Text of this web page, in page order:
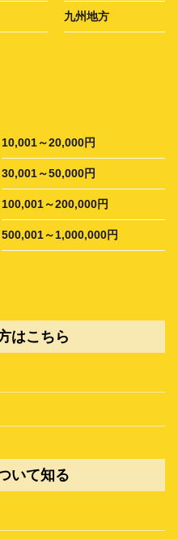
九州地方
10,001～20,000円
30,001～50,000円
100,001～200,000円
500,001～1,000,000円
はこちら
いて知る